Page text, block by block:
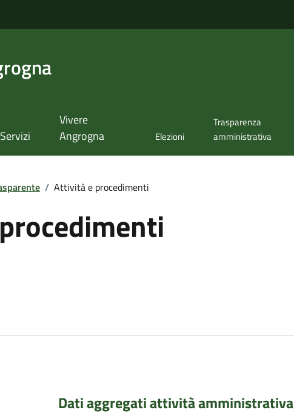
Servizi
Vivere
Angrogna
Elezioni
Trasparenza
amministrativa
/ Attività e procedimenti
Dati aggregati attività amministrativa